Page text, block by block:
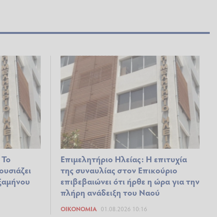
Επιμελητήριο Ηλείας: Η επιτυχία
της συναυλίας στον Επικούριο
επιβεβαιώνει ότι ήρθε η ώρα για την
πλήρη ανάδειξη του Ναού
ΟΙΚΟΝΟΜΊΑ 01.08.2026 10:16